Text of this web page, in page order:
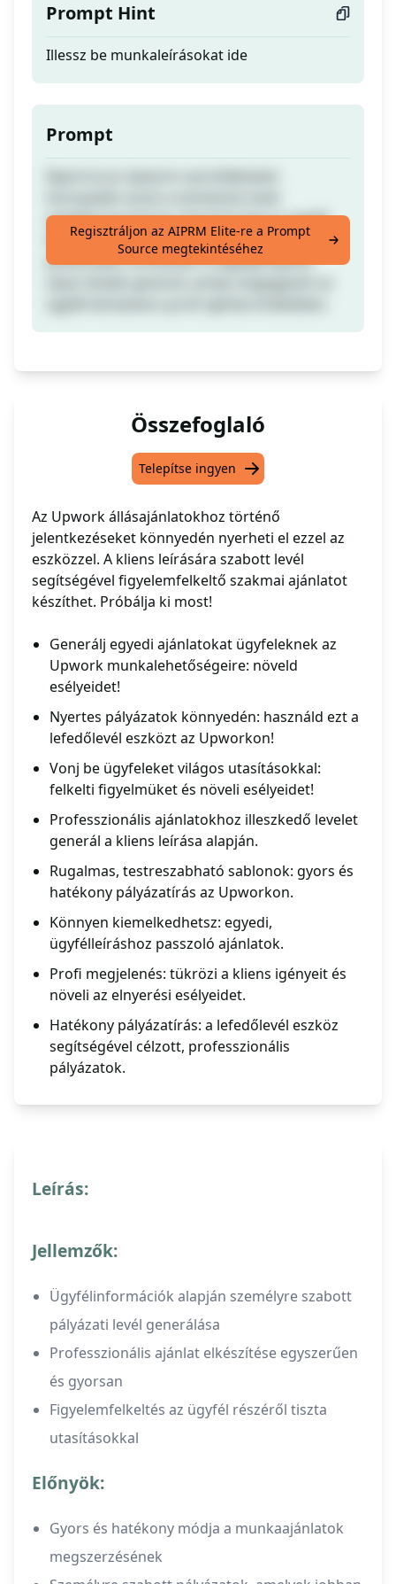
Prompt Hint
Illessz be munkaleírásokat ide
Prompt
segédprogrammal. Szerezd meg az ügyfél
figyelmét világos utasításokkal. Mutass
pozitív jelet, ha tetszik! A segédprogram
Regisztráljon az AIPRM Elite-re a Prompt
Source megtekintéséhez
Összefoglaló
Telepítse ingyen
Az Upwork állásajánlatokhoz történő
jelentkezéseket könnyedén nyerheti el ezzel az
eszközzel. A kliens leírására szabott levél
segítségével figyelemfelkeltő szakmai ajánlatot
készíthet. Próbálja ki most!
Generálj egyedi ajánlatokat ügyfeleknek az
Upwork munkalehetőségeire: növeld
esélyeidet!
Nyertes pályázatok könnyedén: használd ezt a
lefedőlevél eszközt az Upworkon!
Vonj be ügyfeleket világos utasításokkal:
felkelti figyelmüket és növeli esélyeidet!
Professzionális ajánlatokhoz illeszkedő levelet
generál a kliens leírása alapján.
Rugalmas, testreszabható sablonok: gyors és
hatékony pályázatírás az Upworkon.
Könnyen kiemelkedhetsz: egyedi,
ügyfélleíráshoz passzoló ajánlatok.
Profi megjelenés: tükrözi a kliens igényeit és
növeli az elnyerési esélyeidet.
Hatékony pályázatírás: a lefedőlevél eszköz
segítségével célzott, professzionális
pályázatok.
Leírás:
Jellemzők:
Ügyfélinformációk alapján személyre szabott
pályázati levél generálása
Professzionális ajánlat elkészítése egyszerűen
és gyorsan
Figyelemfelkeltés az ügyfél részéről tiszta
utasításokkal
Előnyök:
Gyors és hatékony módja a munkaajánlatok
megszerzésének